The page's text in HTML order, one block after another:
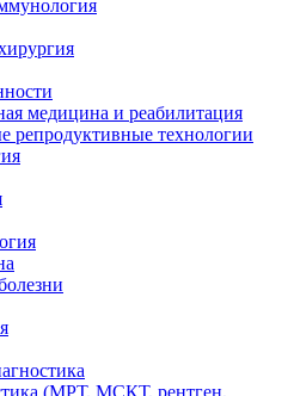
медицина и реабилитация
репродуктивные технологии
(МРТ, МСКТ, рентген,